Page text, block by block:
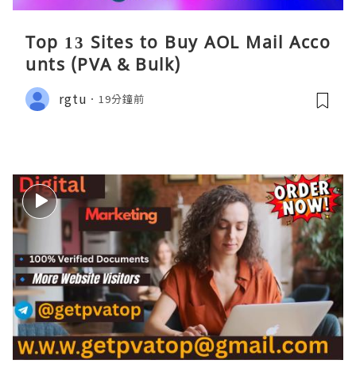
Top 13 Sites to Buy AOL Mail Acco
unts (PVA & Bulk)
rgtu 19分鐘前